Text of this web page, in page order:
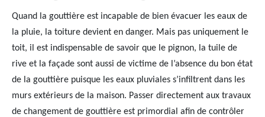
Quand la gouttière est incapable de bien évacuer les eaux de
la pluie, la toiture devient en danger. Mais pas uniquement le
toit, il est indispensable de savoir que le pignon, la tuile de
rive et la façade sont aussi de victime de l’absence du bon état
de la gouttière puisque les eaux pluviales s’infiltrent dans les
murs extérieurs de la maison. Passer directement aux travaux
de changement de gouttière est primordial afin de contrôler